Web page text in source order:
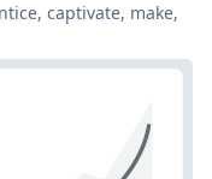
captivate, make,